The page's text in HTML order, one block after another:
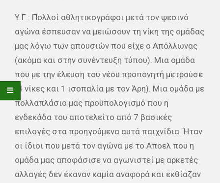
Υ.Γ.: Πολλοί αθλητικογράφοι μετά τον ψεσινό
αγώνα έσπευσαν να μειώσουν τη νίκη της ομάδας
μας λόγω των απουσιών που είχε ο Απόλλωνας
(ακόμα και στην συνέντευξη τύπου). Μια ομάδα
που με την έλευση του νέου προπονητή μετρούσε
(4 νίκες και 1 ισοπαλία με τον Άρη). Μια ομάδα με
πολλαπλάσιο μας προϋπολογισμό που η
ενδεκάδα του αποτελείτο από 7 βασικές
επιλογές στα προηγούμενα αυτά παιχνίδια. Ήταν
οι ίδιοι που μετά τον αγώνα με το Αποελ που η
ομάδα μας αποφάσισε να αγωνιστεί με αρκετές
αλλαγές δεν έκαναν καμία αναφορά και εκθίαζαν